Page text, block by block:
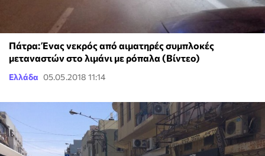
Πάτρα: Ένας νεκρός από αιματηρές συμπλοκές
μεταναστών στο λιμάνι με ρόπαλα (Βίντεο)
Ελλάδα 05.05.2018 11:14